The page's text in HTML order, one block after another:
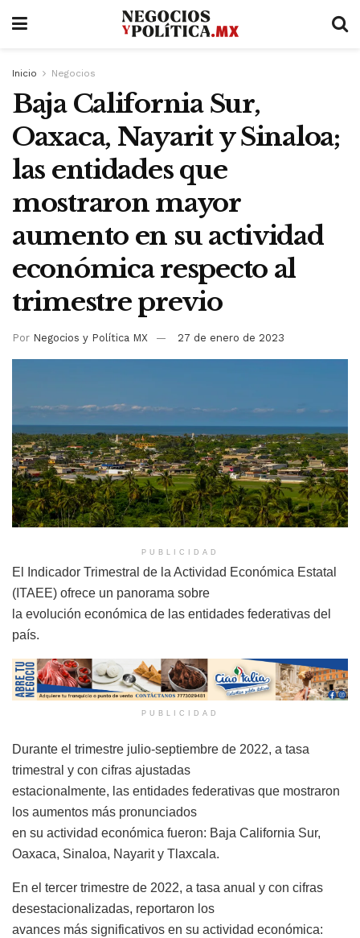
Inicio Negocios
Baja California Sur,
Oaxaca, Nayarit y Sinaloa;
las entidades que
mostraron mayor
aumento en su actividad
económica respecto al
trimestre previo
Por Negocios y Política MX 27 de enero de 2023
PUBLICIDAD
El Indicador Trimestral de la Actividad Económica Estatal
(ITAEE) ofrece un panorama sobre
la evolución económica de las entidades federativas del
país.
PUBLICIDAD
Durante el trimestre julio-septiembre de 2022, a tasa
trimestral y con cifras ajustadas
estacionalmente, las entidades federativas que mostraron
los aumentos más pronunciados
en su actividad económica fueron: Baja California Sur,
Oaxaca, Sinaloa, Nayarit y Tlaxcala.
En el tercer trimestre de 2022, a tasa anual y con cifras
desestacionalizadas, reportaron los
avances más significativos en su actividad económica: